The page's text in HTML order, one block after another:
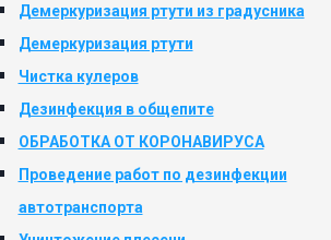
Демеркуризация ртути из градусника
Демеркуризация ртути
Чистка кулеров
Дезинфекция в общепите
ОБРАБОТКА ОТ КОРОНАВИРУСА
Проведение работ по дезинфекции
автотранспорта